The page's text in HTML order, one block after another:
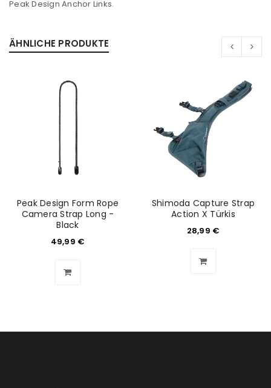
Peak Design Anchor Links.
ÄHNLICHE PRODUKTE
Peak Design Form Rope
Camera Strap Long -
Black
49,99 €
Shimoda Capture Strap
Action X Türkis
28,99 €